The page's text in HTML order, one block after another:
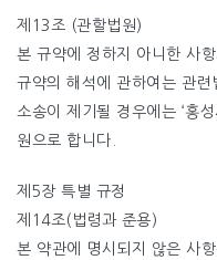
제13조 (관할법원)
본 규약에 정하지 아니한 사
규약의 해석에 관하여는 관
소송이 제기될 경우에는 ‘홍
원으로 합니다.
제5장 특별 규정
제14조(법령과 준용)
본 약관에 명시되지 않은 사항